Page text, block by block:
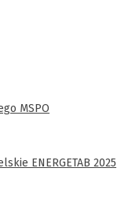
MSPO
ENERGETAB 2025